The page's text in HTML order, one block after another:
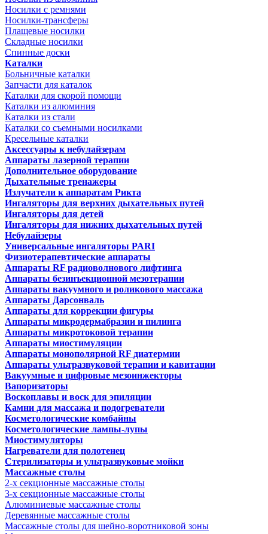
Носилки с ремнями
Носилки-трансферы
Плащевые носилки
Складные носилки
Спинные доски
Каталки
Больничные каталки
Запчасти для каталок
Каталки для скорой помощи
Каталки из алюминия
Каталки из стали
Каталки со съемными носилками
Кресельные каталки
Аксессуары к небулайзерам
Аппараты лазерной терапии
Дополнительное оборудование
Дыхательные тренажеры
Излучатели к аппаратам Рикта
Ингаляторы для верхних дыхательных путей
Ингаляторы для детей
Ингаляторы для нижних дыхательных путей
Небулайзеры
Универсальные ингаляторы PARI
Физиотерапевтические аппараты
Аппараты RF радиоволнового лифтинга
Аппараты безинъекционной мезотерапии
Аппараты вакуумного и роликового массажа
Аппараты Дарсонваль
Аппараты для коррекции фигуры
Аппараты микродермабразии и пилинга
Аппараты микротоковой терапии
Аппараты миостимуляции
Аппараты монополярной RF диатермии
Аппараты ультразвуковой терапии и кавитации
Вакуумные и цифровые мезоинжекторы
Вапоризаторы
Воскоплавы и воск для эпиляции
Камни для массажа и подогреватели
Косметологические комбайны
Косметологические лампы-лупы
Миостимуляторы
Нагреватели для полотенец
Стерилизаторы и ультразвуковые мойки
Массажные столы
2-х секционные массажные столы
3-х секционные массажные столы
Алюминиевые массажные столы
Деревянные массажные столы
Массажные столы для шейно-воротниковой зоны